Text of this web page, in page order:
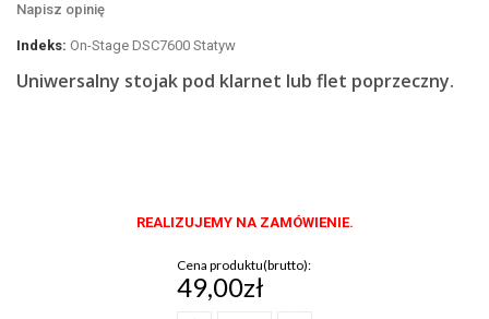
Napisz opinię
Indeks: On-Stage DSC7600 Statyw
Uniwersalny stojak pod klarnet lub flet poprzeczny.
REALIZUJEMY NA ZAMÓWIENIE.
Cena produktu(brutto):
49,00zł